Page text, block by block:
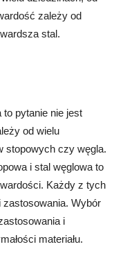
zależy od
stal.
pytanie nie jest
od wielu
stopowych czy węgla.
i stal węglowa to
Każdy z tych
zastosowania. Wybór
i
materiału.